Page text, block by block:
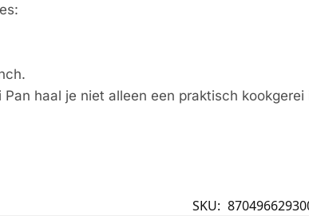
haal je niet alleen een praktisch
SKU: